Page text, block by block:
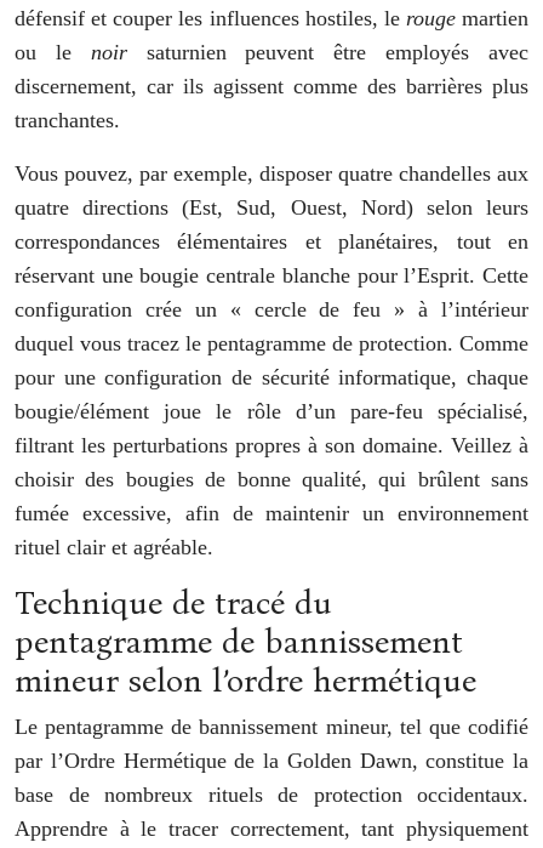
défensif et couper les influences hostiles, le rougemartien
ou le noirsaturnien peuvent être employés avec
discernement, car ils agissent comme des barrières plus
tranchantes.
Vous pouvez, par exemple, disposer quatre chandelles aux
quatre directions (Est, Sud, Ouest, Nord) selon leurs
correspondances élémentaires et planétaires, tout en
réservant une bougie centrale blanche pour l’Esprit. Cette
configuration crée un « cercle de feu » à l’intérieur
duquel vous tracez le pentagramme de protection. Comme
pour une configuration de sécurité informatique, chaque
bougie/élément joue le rôle d’un pare-feu spécialisé,
filtrant les perturbations propres à son domaine. Veillez à
choisir des bougies de bonne qualité, qui brûlent sans
fumée excessive, afin de maintenir un environnement
rituel clair et agréable.
Technique de tracé du
pentagramme de bannissement
mineur selon l’ordre hermétique
Le pentagramme de bannissement mineur, tel que codifié
par l’Ordre Hermétique de la Golden Dawn, constitue la
base de nombreux rituels de protection occidentaux.
Apprendre à le tracer correctement, tant physiquement